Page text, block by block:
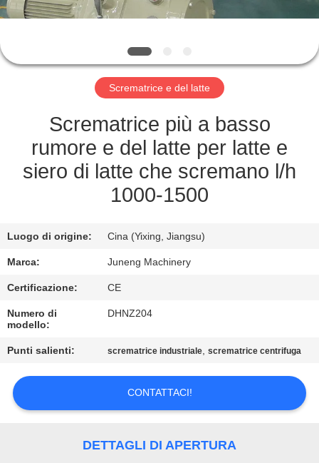
FABBRICA
CONTROLLO
DI
CONTATTACI
CASI
MAPPA
SITO
PRIVACY
Scrematrice e del latte
Scrematrice più a basso
rumore e del latte per latte e
siero di latte che scremano l/h
1000-1500
Luogo di origine: Cina (Yixing, Jiangsu)
Marca: Juneng Machinery
Certificazione: CE
Numero di
modello:
DHNZ204
Punti salienti: scrematrice industriale,scrematrice centrifuga
CONTATTACI!
DETTAGLI DI APERTURA